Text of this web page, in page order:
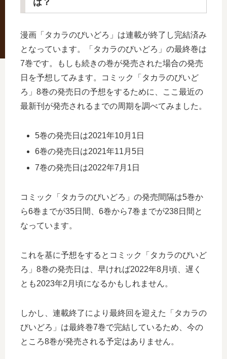
は？
漫画「タカラのびいどろ」は連載が終了し完結済み
となっています。「タカラのびいどろ」の最終巻は
7巻です。もしも続きの巻が発売された場合の発売
日を予想してみます。コミック「タカラのびいど
ろ」8巻の発売日の予想をするために、ここ最近の
最新刊が発売されるまでの周期を調べてみました。
5巻の発売日は2021年10月1日
6巻の発売日は2021年11月5日
7巻の発売日は2022年7月1日
コミック「タカラのびいどろ」の発売間隔は5巻か
ら6巻までが35日間、6巻から7巻までが238日間と
なっています。
これを基に予想をするとコミック「タカラのびいど
ろ」8巻の発売日は、早ければ2022年8月頃、遅く
とも2023年2月頃になるかもしれません。
しかし、連載終了により最終回を迎えた「タカラの
びいどろ」は最終巻7巻で完結しているため、今の
ところ8巻が発売される予定はありません。